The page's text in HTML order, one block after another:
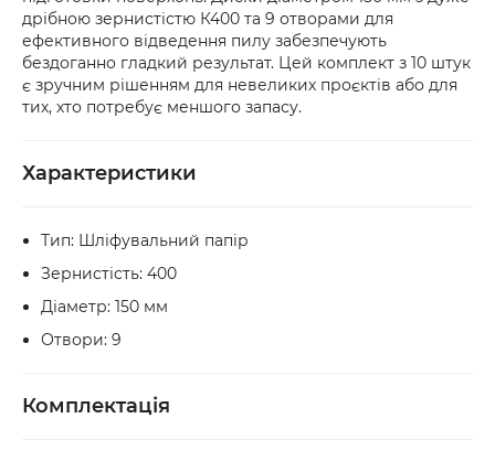
або товар мають пошкодження, обов’язково
оформіть акт разом із працівником служби
доставки.
дрібною зернистістю К400 та 9 отворами для
ефективного відведення пилу забезпечують
бездоганно гладкий результат. Цей комплект з 10 штук
є зручним рішенням для невеликих проєктів або для
тих, хто потребує меншого запасу.
Характеристики
Тип: Шліфувальний папір
Зернистість: 400
Діаметр: 150 мм
Отвори: 9
Комплектація